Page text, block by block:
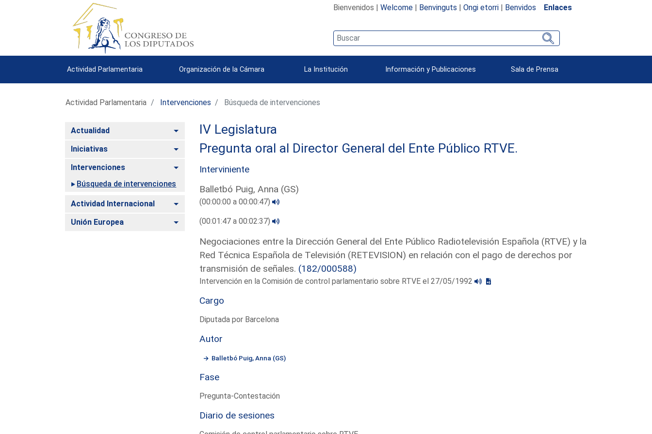
Bienvenidos | Welcome| Benvinguts | Ongi etorri| Benvidos Enlaces
Actividad Parlamentaria Organización de la Cámara La Institución Información y Publicaciones Sala de Prensa
Actividad Parlamentaria Intervenciones Búsqueda de intervenciones
Actualidad Alternar
Iniciativas Alternar
Intervenciones
Alternar
Búsqueda de intervenciones
Actividad Internacional Alternar
Unión Europea Alternar
IV Legislatura
Pregunta oral al Director General del Ente Público RTVE.
Interviniente
Balletbó Puig, Anna (GS)
(00:00:00 a 00:00:47)
(00:01:47 a 00:02:37)
Negociaciones entre la Dirección General del Ente Público Radiotelevisión Española (RTVE) y la
Red Técnica Española de Televisión (RETEVISION) en relación con el pago de derechos por
transmisión de señales. (182/000588)
Intervención en la Comisión de control parlamentario sobre RTVE el 27/05/1992
Cargo
Diputada por Barcelona
Autor
Balletbó Puig, Anna (GS)
Fase
Pregunta-Contestación
Diario de sesiones